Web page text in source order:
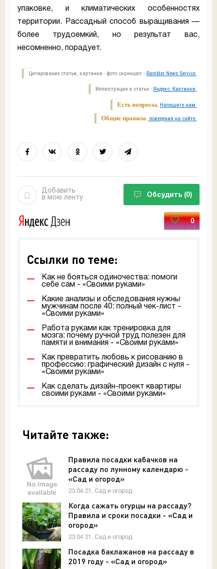
упаковке, и климатических особенностях
территории. Рассадный способ выращивания —
более трудоемкий, но результат вас,
несомненно, порадует.
Цитирование статьи, картинки - фото скриншот - Rambler News Service.
Иллюстрация к статье - Яндекс. Картинки.
Есть вопросы. Напишите нам.
Общие правила поведения на сайте.
Добавить
в мою ленту
Обсудить (0)
0
Ссылки по теме:
Как не бояться одиночества: помоги
себе сам - «Своими руками»
Какие анализы и обследования нужны
мужчинам после 40: полный чек-лист -
«Своими руками»
Работа руками как тренировка для
мозга: почему ручной труд полезен для
памяти и внимания - «Своими руками»
Как превратить любовь к рисованию в
профессию: графический дизайн с нуля -
«Своими руками»
Как сделать дизайн-проект квартиры
своими руками - «Своими руками»
Читайте также:
Правила посадки кабачков на
рассаду по лунному календарю -
«Сад и огород»
23.04.21, Сад и огород
Когда сажать огурцы на рассаду?
Правила и сроки посадки - «Сад и
огород»
23.04.21, Сад и огород
Посадка баклажанов на рассаду в
2019 году - «Сад и огород»